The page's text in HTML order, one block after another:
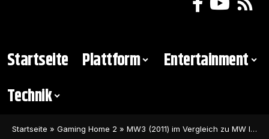
Startseite Plattform
Entertainment
Technik
Startseite » Gaming Home 2 » MW3 (2011) im Vergleich zu MW II (2023) – Call of Duty wird immer langsamer